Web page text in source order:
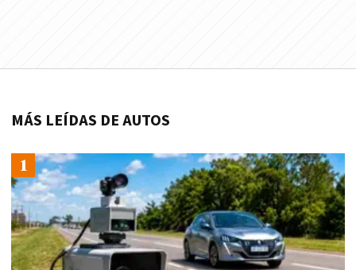
MÁS LEÍDAS DE AUTOS